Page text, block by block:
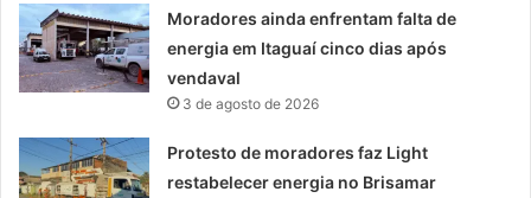
Moradores ainda enfrentam falta de
energia em Itaguaí cinco dias após
vendaval
3 de agosto de 2026
Protesto de moradores faz Light
restabelecer energia no Brisamar